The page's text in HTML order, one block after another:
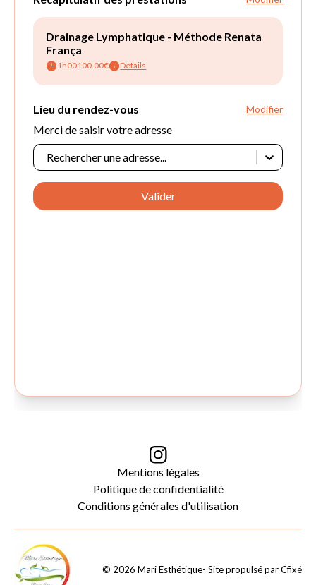
Mentions légales
Politique de confidentialité
Conditions générales d'utilisation
© 2026 Mari Esthétique- Site propulsé parCfixé